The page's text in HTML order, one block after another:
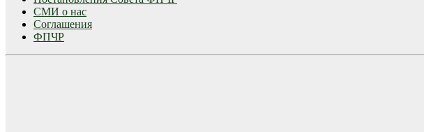
СМИ о нас
Соглашения
ФПЧР